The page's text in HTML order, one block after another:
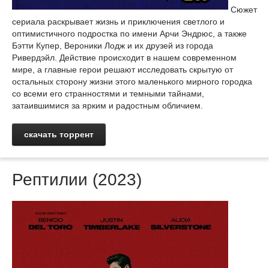
Сюжет
сериала раскрывает жизнь и приключения светлого и
оптимистичного подростка по имени Арчи Эндрюс, а также
Бэтти Купер, Вероники Лодж и их друзей из города
Ривердэйл. Действие происходит в нашем современном
мире, а главные герои решают исследовать скрытую от
остальных сторону жизни этого маленького мирного городка
со всеми его странностями и темными тайнами,
затаившимися за ярким и радостным обличием.
скачать торрент
Рептилии (2023)